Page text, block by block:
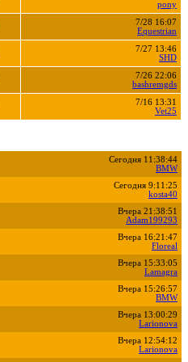
pony
7/28 16:07
Equestrian
7/27 13:46
SHD
7/26 22:06
bashremgds
7/16 13:31
Vet25
Сегодня 11:38:44
BMW
Сегодня 9:11:25
kosta40
Вчера 21:38:51
Adam199293
Вчера 16:21:47
Floreal
Вчера 15:33:05
Lamagra
Вчера 15:26:57
BMW
Вчера 13:00:29
Larionova
Вчера 12:54:12
Larionova